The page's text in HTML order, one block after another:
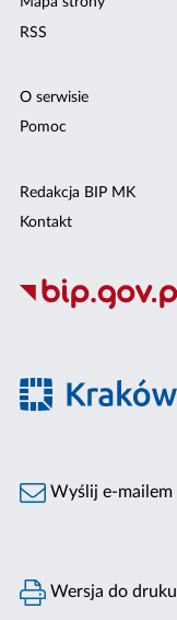
RSS
O serwisie
Pomoc
Redakcja BIP MK
Kontakt
Wyślij e-mailem
Wersja do druku